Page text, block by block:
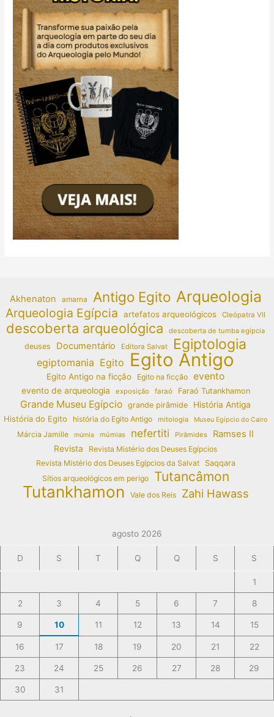
Akhenaton amarna Antigo Egito Arqueologia
Arqueologia Egípcia artefatos arqueológicos Cleópatra VII
descoberta arqueológica descoberta de tumba egípcia
deuses Documentário Editora Salvat Egiptologia
egiptomania Egito Egito Antigo
Egito Antigo na ficção Egito na ficção evento
evento de arqueologia exposição faraó Faraó Tutankhamon
Grande Museu Egípcio grande pirâmide
História Antiga
História do Egito
história do Egito Antigo mitologia Museu Egípcio do Cairo
Márcia Jamille múmia múmias nefertiti Pirâmides Ramses II
Revista
Revista Mistério dos Deuses Egípcios
Revista Mistério dos Deuses Egípcios da Salvat
Saqqara
Sítios arqueológicos em perigo
Tutancâmon
Tutankhamon Vale dos Reis Zahi Hawass
agosto 2026
D S T Q Q S S
1
2 3 4 5 6 7 8
9 10 11 12 13 14 15
16 17 18 19 20 21 22
23 24 25 26 27 28 29
30 31